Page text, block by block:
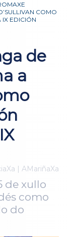
COMO
EDICIÓN
de
a
| AMariñaXa
de xullo
como
do